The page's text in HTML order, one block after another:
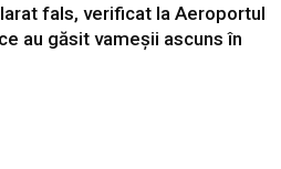
fals, verificat la Aeroportul
au găsit vameșii ascuns în